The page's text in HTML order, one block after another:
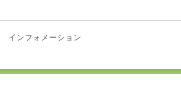
インフォメーション